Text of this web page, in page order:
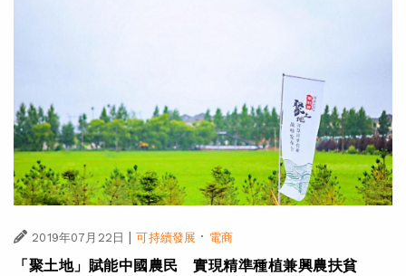
2019年07月22日 | 可持續發展 · 電商
「聚土地」賦能中國農民 實現精準種植兼興農扶貧